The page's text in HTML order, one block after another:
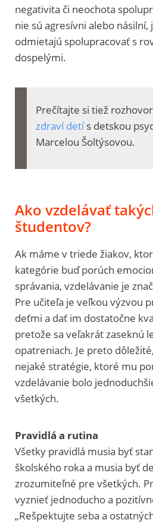
negativita či neochota
nie sú agresívni alebo
odmietajú spolupracovať s
dospelými.
Prečítajte si tiež
zdraví detís detskou
Marcelou Šoltýsovou.
Ako vzdelávať
študentov?
Ak máme v triede žiakov,
kategórie buď porúch
správania, vzdelávanie je
Pre učiteľa je veľkou výzvou
deťmi a dať im dostatočne
pretože sa veľakrát zaseknú
opatreniach. Je preto
nejaké stratégie, ktoré mu
vzdelávanie bolo
všetkých.
Pravidlá a rutina
Všetky pravidlá musia byť
školského roka a musia byť
zrozumiteľné pre všetkých.
vyznieť jednoducho a
„Rešpektujte seba a